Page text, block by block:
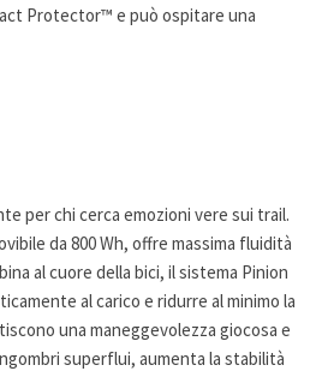
Protector™ e può ospitare una
per chi cerca emozioni vere sui trail.
da 800 Wh, offre massima fluidità
al cuore della bici, il sistema Pinion
al carico e ridurre al minimo la
una maneggevolezza giocosa e
superflui, aumenta la stabilità